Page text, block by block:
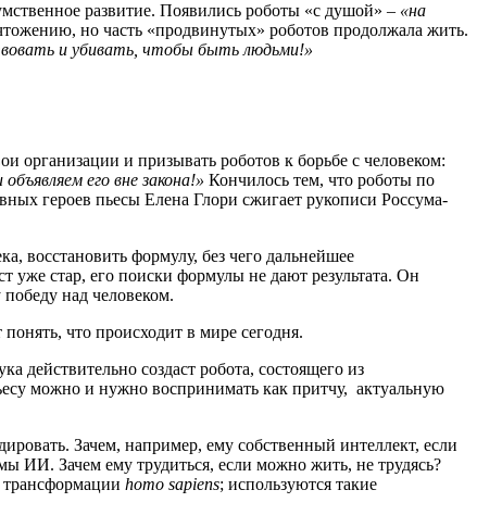
развитие. Появились роботы «с душой» – «на
но часть «продвинутых» роботов продолжала жить.
и убивать, чтобы быть людьми!»
организации и призывать роботов к борьбе с человеком:
его вне закона!» Кончилось тем, что роботы по
героев пьесы Елена Глори сжигает рукописи Россума-
восстановить формулу, без чего дальнейшее
уже стар, его поиски формулы не дают результата. Он
над человеком.
что происходит в мире сегодня.
действительно создаст робота, состоящего из
можно и нужно воспринимать как притчу, актуальную
Зачем, например, ему собственный интеллект, если
ИИ. Зачем ему трудиться, если можно жить, не трудясь?
трансформации homo sapiens; используются такие